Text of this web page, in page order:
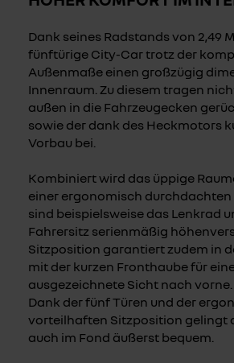
Dank seines Radstands von 2,49
fünftürige City-Car trotz der
Außenmaße einen großzügig
Innenraum. Zu diesem tragen
außen in die Fahrzeugecken
sowie der dank des Heckmotors
Vorbau bei.
Kombiniert wird das üppige
einer ergonomisch durchdachten
sind beispielsweise das Lenkrad
Fahrersitz serienmäßig
Sitzposition garantiert zudem in
mit der kurzen Fronthaube für
ausgezeichnete Sicht nach
Dank der fünf Türen und der
vorteilhaften Sitzposition gelingt
auch im Fond äußerst bequem.